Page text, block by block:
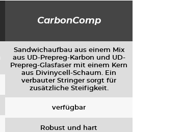
CarbonComp
Sandwichaufbau aus einem Mix
aus UD-Prepreg-Karbon und UD-
Prepreg-Glasfaser mit einem Kern
aus Divinycell-Schaum. Ein
verbauter Stringer sorgt für
zusätzliche Steifigkeit.
verfügbar
Robust und hart